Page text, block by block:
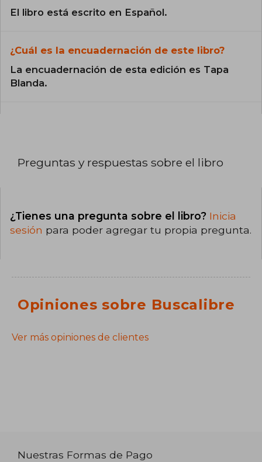
El libro está escrito en Español.
¿Cuál es la encuadernación de este libro?
La encuadernación de esta edición es Tapa
Blanda.
Preguntas y respuestas sobre el libro
¿Tienes una pregunta sobre el libro? Inicia
sesión para poder agregar tu propia pregunta.
Opiniones sobre Buscalibre
Ver más opiniones de clientes
Nuestras Formas de Pago